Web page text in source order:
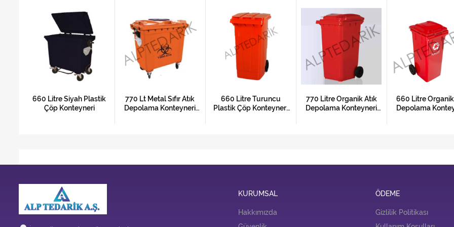
660 Litre Siyah Plastik
Çöp Konteyneri
770 Lt Metal Sıfır Atık
Depolama Konteyneri
660 Litre Turuncu
Plastik Çöp Konteyneri
770 Litre Organik Atık
Depolama Konteyneri
660 Litre Organik
Depolama
KURUMSAL
Hakkımızda
ÖDEME
Gizlilik Politikası